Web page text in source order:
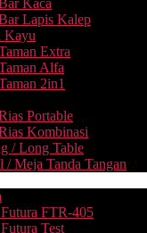
Kaca
Lapis Kalep
Kayu
Extra
Alfa
2in1
Portable
Kombinasi
/ Long Table
/ Meja Tanda Tangan
FTR-405
Test